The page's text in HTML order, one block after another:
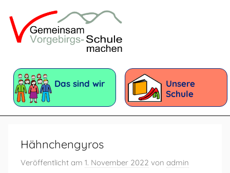
Inhalt
springen
Vorgebirgsschule
mit
dem
Förderschwerpunkt:
Das sind wir
Unsere
Schule
Hähnchengyros
Veröffentlicht am 1. November 2022 von admin